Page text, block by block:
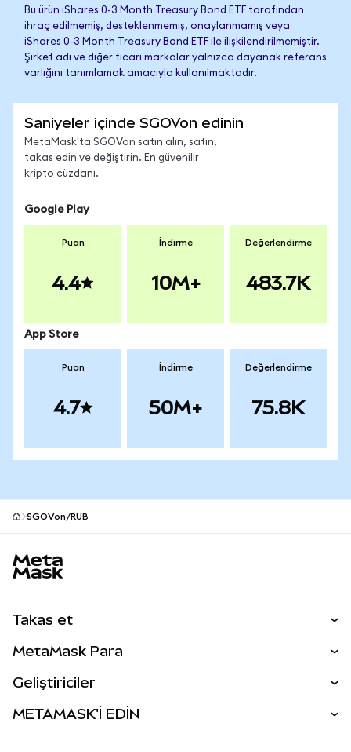
Bu ürün iShares 0-3 Month Treasury Bond ETF tarafından
ihraç edilmemiş, desteklenmemiş, onaylanmamış veya
iShares 0-3 Month Treasury Bond ETF ile ilişkilendirilmemiştir.
Şirket adı ve diğer ticari markalar yalnızca dayanak referans
varlığını tanımlamak amacıyla kullanılmaktadır.
Saniyeler içinde SGOVon edinin
MetaMask'ta SGOVon satın alın, satın,
takas edin ve değiştirin. En güvenilir
kripto cüzdanı.
Google Play
Puan
4.4
İndirme
10M+
Değerlendirme
483.7K
App Store
Puan
4.7
İndirme
50M+
Değerlendirme
75.8K
SGOVon/RUB
Takas et
Perps
RWA'lar
MetaMask Para
Geliştiriciler
METAMASK'İ EDİN